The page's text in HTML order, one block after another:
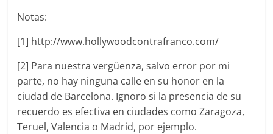
Notas:
[1] http://www.hollywoodcontrafranco.com/
[2] Para nuestra vergüenza, salvo error por mi
parte, no hay ninguna calle en su honor en la
ciudad de Barcelona. Ignoro si la presencia de su
recuerdo es efectiva en ciudades como Zaragoza,
Teruel, Valencia o Madrid, por ejemplo.